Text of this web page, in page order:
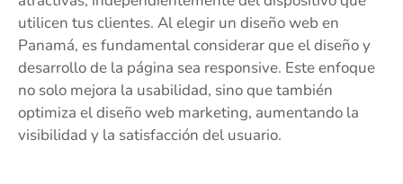
utilicen tus clientes. Al elegir un diseño web en
Panamá, es fundamental considerar que el diseño y
desarrollo de la página sea responsive. Este enfoque
no solo mejora la usabilidad, sino que también
optimiza el diseño web marketing, aumentando la
visibilidad y la satisfacción del usuario.